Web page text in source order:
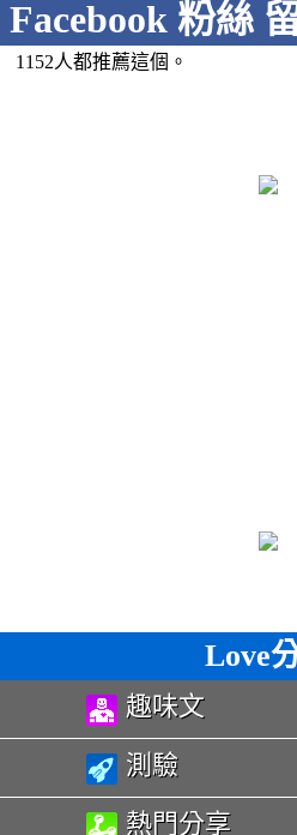
Facebook 粉絲
1152人都推薦這個。
Love
趣味文
測驗
熱門分享